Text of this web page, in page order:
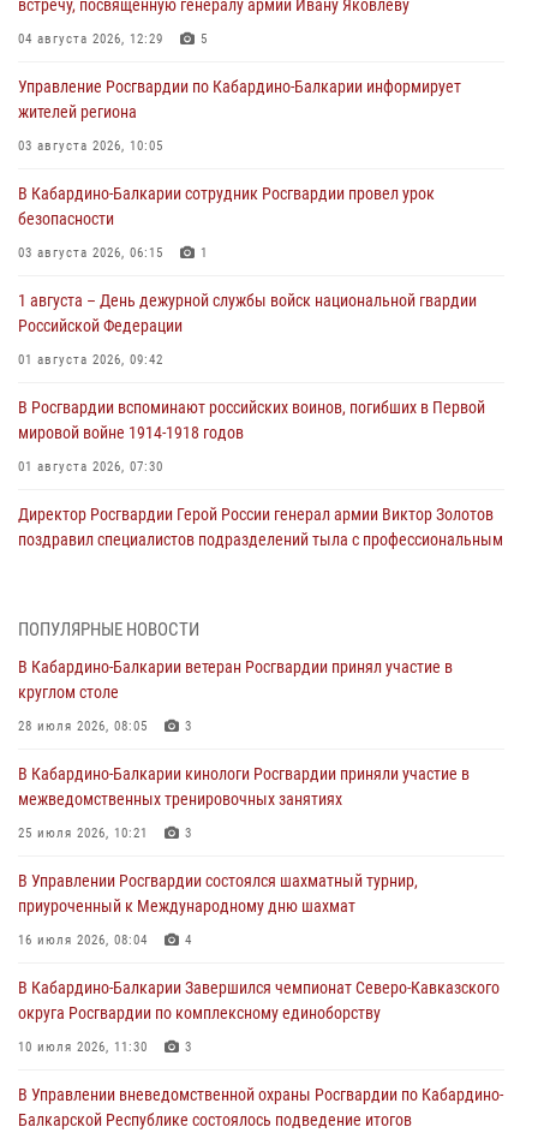
встречу, посвященную генералу армии Ивану Яковлеву
04 августа 2026, 12:29 5
Управление Росгвардии по Кабардино-Балкарии информирует
жителей региона
03 августа 2026, 10:05
В Кабардино‑Балкарии сотрудник Росгвардии провел урок
безопасности
03 августа 2026, 06:15 1
1 августа – День дежурной службы войск национальной гвардии
Российской Федерации
01 августа 2026, 09:42
В Росгвардии вспоминают российских воинов, погибших в Первой
мировой войне 1914-1918 годов
01 августа 2026, 07:30
Директор Росгвардии Герой России генерал армии Виктор Золотов
поздравил специалистов подразделений тыла с профессиональным
направлении
31 июля 2026, 09:22
генерала армии Виктора Золотова с заместителем полномочного
представителя Президента Российской Федерации в Северо-
Кавказском федеральном округе Виталием Кузнецовым
Управление Росгвардии по Кабардино-Балкарской Республике
информирует
В Кабардино-Балкарии нештатные инструктора подразделений
Росгвардии отработали профессиональные навыки
ПОПУЛЯРНЫЕ НОВОСТИ
В Кабардино-Балкарии ветеран Росгвардии принял участие в
круглом столе
28 июля 2026, 08:05 3
В Кабардино-Балкарии кинологи Росгвардии приняли участие в
межведомственных тренировочных занятиях
25 июля 2026, 10:21 3
В Управлении Росгвардии состоялся шахматный турнир,
приуроченный к Международному дню шахмат
16 июля 2026, 08:04 4
В Кабардино-Балкарии Завершился чемпионат Северо-Кавказского
округа Росгвардии по комплексному единоборству
10 июля 2026, 11:30 3
В Управлении вневедомственной охраны Росгвардии по Кабардино-
Балкарской Республике состоялось подведение итогов